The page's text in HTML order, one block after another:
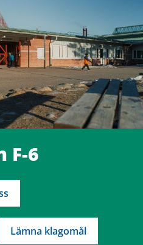
F-6
Lämna klagomål